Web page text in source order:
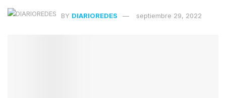
BY DIARIOREDES septiembre 29, 2022